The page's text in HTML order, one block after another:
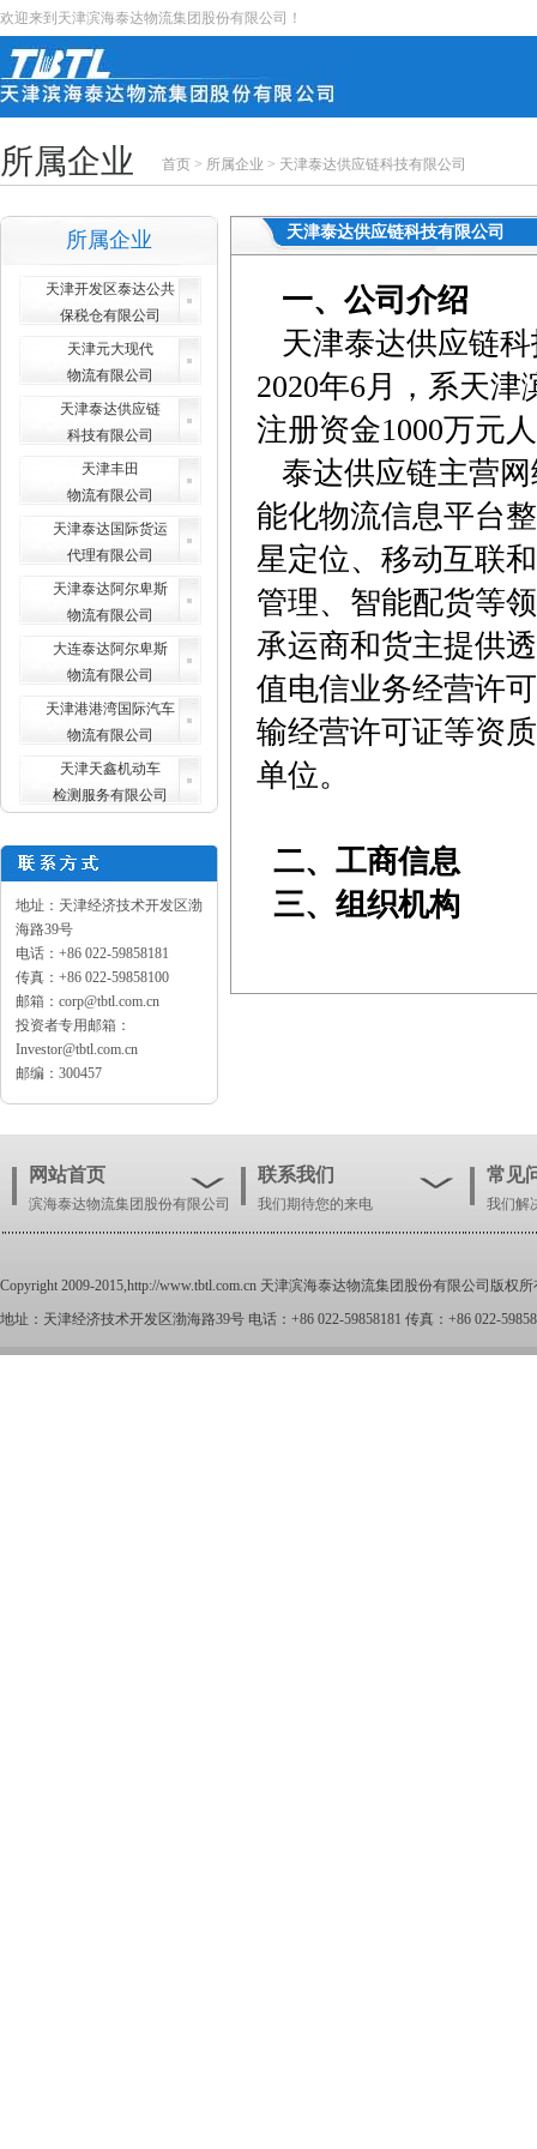
欢迎来到天津滨海泰达物流集团股份有限公司！
所属企业 首页 > 所属企业 > 天津泰达供应链科技有限公司
所属企业
天津开发区泰达公共
保税仓有限公司
天津元大现代
物流有限公司
天津泰达供应链
科技有限公司
天津丰田
物流有限公司
天津泰达国际货运
代理有限公司
天津泰达阿尔卑斯
物流有限公司
大连泰达阿尔卑斯
物流有限公司
天津港港湾国际汽车
物流有限公司
天津天鑫机动车
检测服务有限公司
地址：天津经济技术开发区渤
海路39号
电话：+86 022-59858181
传真：+86 022-59858100
邮箱：corp@tbtl.com.cn
投资者专用邮箱：
Investor@tbtl.com.cn
邮编：300457
天津泰达供应链科技有限公司
一、公司介绍
天津泰达供应链
2020年6月，系天
注册资金1000万元
泰达供应链主营
能化物流信息平台
星定位、移动互联
管理、智能配货等
承运商和货主提供
值电信业务经营许
输经营许可证等资
单位。
二、工商信息
三、组织机构
网站首页
滨海泰达物流集团股份有限公司
联系我们
我们期待您的来电
常见
我们解
Copyright 2009-2015,http://www.tbtl.com.cn 天津滨海泰达物流集团股份有限公司版权
地址：天津经济技术开发区渤海路39号 电话：+86 022-59858181 传真：+86 022-